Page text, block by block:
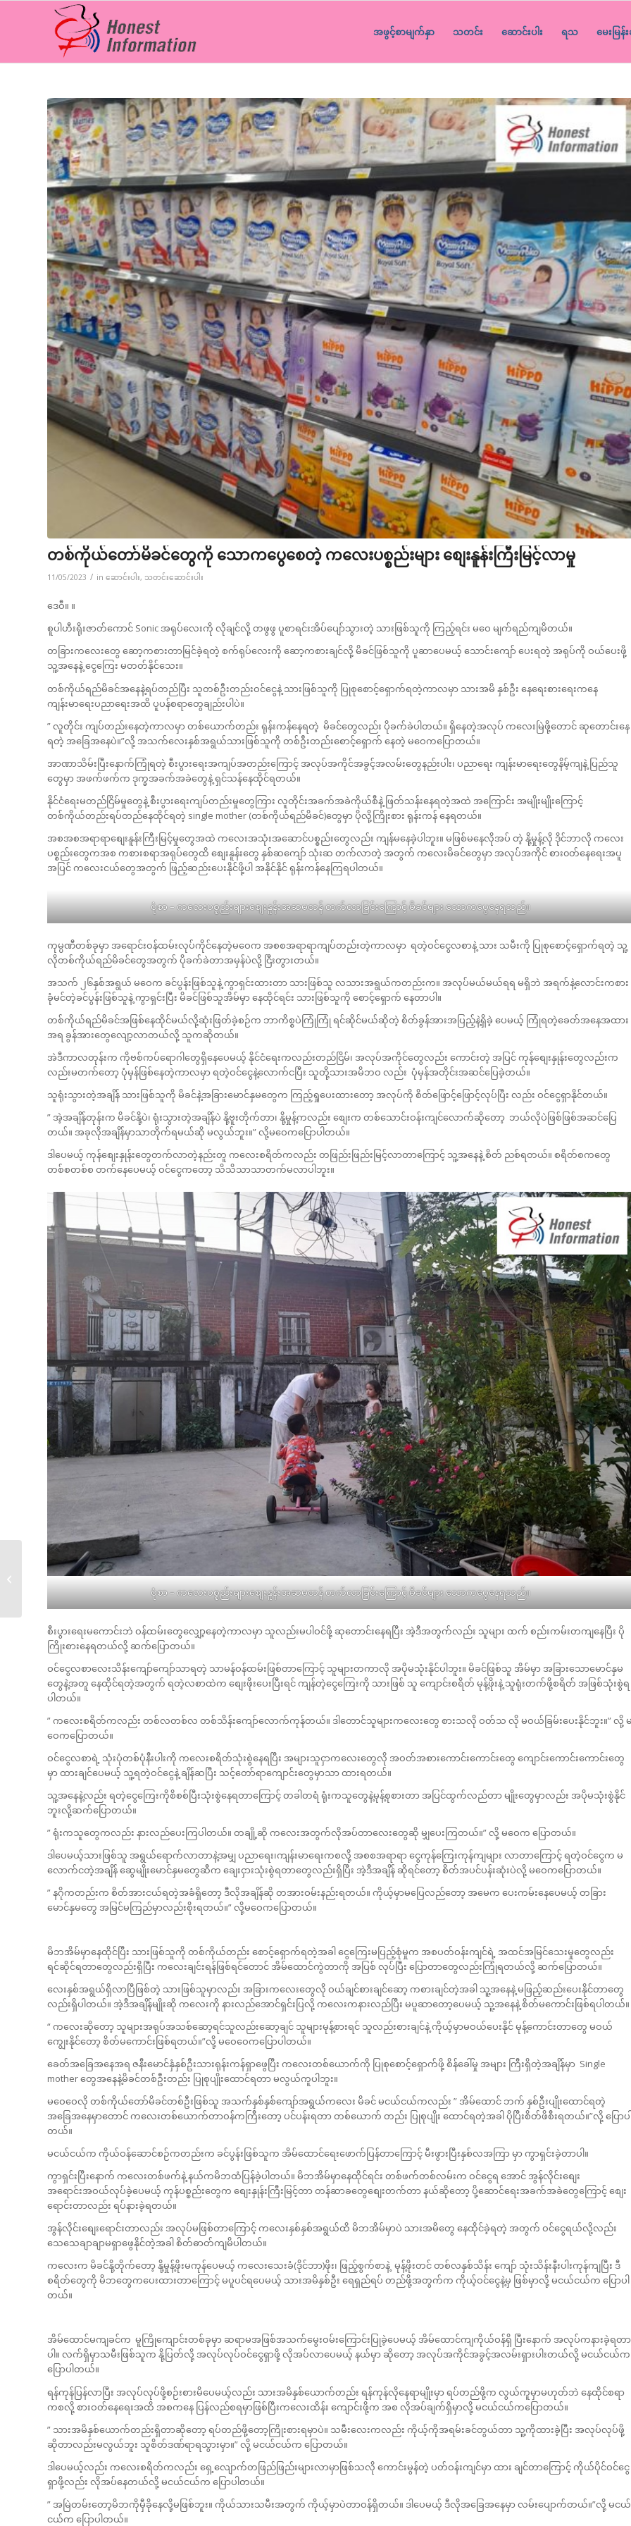
အဖွင့်စာမျက်နှာ သတင်း ဆောင်းပါး ရသ မေးမြန်
တစ်ကိုယ်တော်မိခင်တွေကို သောကပွေစေတဲ့ ကလေးပစ္စည်းများ စျေးနူန်းကြီးမြင့်လာမှု
11/05/2023 / in ဆောင်းပါး, သတင်းဆောင်းပါး
ဒေဝီ။ ။
စူပါဟီးရိုးဇာတ်ကောင် Sonic အရုပ်လေးကို လိုချင်လို့ တဖွဖွ ပူစာရင်းအိပ်ပျော်သွားတဲ့ သားဖြစ်သူကို ကြည့်ရင်း မဝေ မျက်ရည်ကျမိတယ်။
တခြားကလေးတွေ ဆော့ကစားတာမြင်ခဲ့ရတဲ့ စက်ရုပ်လေးကို ဆော့ကစားချင်လို့ မိခင်ဖြစ်သူကို ပူဆာပေမယ့် သောင်းကျော် ပေးရတဲ့ အရုပ်ကို ဝယ်ပေးဖို့
သူ့အနေနဲ့ ငွေကြေး မတတ်နိုင်သေး။
တစ်ကိုယ်ရည်မိခင်အနေနဲ့ရပ်တည်ပြီး သူတစ်ဦးတည်းဝင်‌ငွေနဲ့ သားဖြစ်သူကို ပြုစုစောင့်ရှောက်ရတဲ့ကာလမှာ သားအမိ နှစ်ဦး နေရေးစားရေးကနေ
ကျန်းမာရေးပညာရေးအထိ ပူပန်စရာတွေချည်းပါပဲ။
” လူတိုင်း ကျပ်တည်းနေတဲ့ကာလမှာ တစ်ယောက်တည်း ရုန်းကန်နေရတဲ့ မိခင်တွေလည်း ပိုခက်ခဲပါတယ်။ ရှိနေတဲ့အလုပ် ကလေးမြဲဖို့တောင် ဆုတောင်းနေ
ရတဲ့ အခြေအနေပဲ။”လို့ အသက်လေးနှစ်အရွယ်သားဖြစ်သူကို တစ်ဦးတည်းစောင့်ရှောက် နေတဲ့ မဝေကပြောတယ်။
အာဏာသိမ်းပြီးနောက်ကြုံရတဲ့ စီးပွားရေးအကျပ်အတည်းကြောင့် အလုပ်အကိုင်အခွင့်အလမ်းတွေနည်းပါး၊ ပညာရေး ကျန်းမာရေးတွေနိမ့်ကျနဲ့ ပြည်သူ
တွေမှာ အဖက်ဖက်က ဒုက္ခအခက်အခဲတွေနဲ့ ရှင်သန်နေထိုင်ရတယ်။
နိုင်ငံရေးမတည်ငြိမ်မှုတွေနဲ့ စီးပွားရေးကျပ်တည်းမှုတွေကြား လူတိုင်းအခက်အခဲကိုယ်စီနဲ့ ဖြတ်သန်းနေရတဲ့အထဲ အကြောင်း အမျိုးမျိုးကြောင့်
တစ်ကိုယ်တည်းရပ်တည်နေထိုင်ရတဲ့ single mother (တစ်ကိုယ်ရည်မိခင်)တွေမှာ ပိုလို့ကြိုးစား ရုန်းကန် နေရတယ်။
အစအစအရာရာစျေးနူန်းကြီးမြင့်မှုတွေအထဲ ကလေးအသုံးအဆောင်ပစ္စည်းတွေလည်း ကျန်မနေခဲ့ပါဘူး။ မဖြစ်မနေလိုအပ် တဲ့ နို့မှုန့်လို ဒိုင်ဘာလို ကလေး
ပစ္စည်းတွေကအစ ကစားစရာအရုပ်တွေထိ စျေးနူန်းတွေ နှစ်ဆကျော် သုံးဆ တက်လာတဲ့ အတွက် ကလေးမိခင်တွေမှာ အလုပ်အကိုင် စား၀တ်နေရေးအပူ
အပြင် ကလေးငယ်တွေအတွက် ဖြည့်ဆည်းပေးနိုင်ဖို့ပါ အနိုင်နိုင် ရုန်းကန်နေကြရပါတယ်။
ပုံစာ – ကလေးပစ္စည်းများစျေးနူန်းအဆမတန် တက်လာခြင်းကြောင့် မိခင်များ သောကပွေနေရသည်။
ကုမ္ပဏီတစ်ခုမှာ အရောင်းဝန်ထမ်းလုပ်ကိုင်နေတဲ့မဝေက အစစအရာရာကျပ်တည်းတဲ့ကာလမှာ ရတဲ့ဝင်ငွေလစာနဲ့ သား သမီးကို ပြုစုစောင့်ရှောက်ရတဲ့ သူ့
လိုတစ်ကိုယ်ရည်မိခင်တွေအတွက် ပိုခက်ခဲတာအမှန်ပဲလို့ ငြီးတွားတယ်။
အသက် ၂၆နှစ်အရွယ် မဝေက ခင်ပွန်းဖြစ်သူနဲ့ ကွာရှင်းထားတာ သားဖြစ်သူ လသားအရွယ်ကတည်းက။ အလုပ်မယ်မယ်ရရ မရှိဘဲ အရက်နဲ့လောင်းကစား
ခုံမင်တဲ့ခင်ပွန်းဖြစ်သူနဲ့ ကွာရှင်းပြီး မိခင်ဖြစ်သူအိမ်မှာ နေထိုင်ရင်း သားဖြစ်သူကို စောင့်ရှောက် နေတာပါ။
တစ်ကိုယ်ရည်မိခင်အဖြစ်နေထိုင်မယ်လို့ဆုံးဖြတ်ခဲ့စဉ်က ဘာကိစ္စပဲကြုံကြုံ ရင်ဆိုင်မယ်ဆိုတဲ့ စိတ်ခွန်အားအပြည့်နဲ့ရှိခဲ့ ပေမယ့် ကြုံရတဲ့ခေတ်အနေအထား
အရ ခွန်အားတွေလျော့လာတယ်လို့ သူကဆိုတယ်။
အဲဒီကာလတုန်းက ကိုဗစ်ကပ်ရောဂါတွေရှိနေပေမယ့် နိုင်ငံရေးကလည်းတည်ငြိမ်၊ အလုပ်အကိုင်တွေလည်း ကောင်းတဲ့ အပြင် ကုန်စျေးနှုန်းတွေလည်းက
လည်းမတက်တော့ ပုံမှန်ဖြစ်နေတဲ့ကာလမှာ ရတဲ့ဝင်ငွေနဲ့လောက်ငပြီး သူတို့သားအမိဘဝ လည်း ပုံမှန်အတိုင်းအဆင်ပြေခဲ့တယ်။
သူရုံးသွားတဲ့အချိန် သားဖြစ်သူကို မိခင်နဲ့အခြားမောင်နှမတွေက ကြည့်ရှုပေးထားတော့ အလုပ်ကို စိတ်ဖြောင့်ဖြောင့်လုပ်ပြီး လည်း ဝင်ငွေရှာနိုင်တယ်။
” အဲ့အချိန်တုန်းက မိခင်နို့ပဲ၊ ရုံးသွားတဲ့အချိန်ပဲ နို့ဗူးတိုက်တာ၊ နို့မှုန့်ကလည်း စျေးက တစ်သောင်းဝန်းကျင်လောက်ဆိုတော့ ဘယ်လိုပဲဖြစ်ဖြစ်အဆင်ပြေ
တယ်။ အခုလိုအချိန်မှာသာတိုက်ရမယ်ဆို မလွယ်ဘူး။” လို့မဝေကပြောပါတယ်။
ဒါပေမယ့် ကုန်စျေးနှုန်းတွေတက်လာတဲ့နည်းတူ ကလေးစရိတ်ကလည်း တဖြည်းဖြည်းမြင့်လာတာကြောင့် သူ့အနေနဲ့ စိတ် ညစ်ရတယ်။ စရိတ်စကတွေ
တစ်စတစ်စ တက်နေပေမယ့် ဝင်ငွေကတော့ သိသိသာသာတက်မလာပါဘူး။
ပုံစာ – ကလေးပစ္စည်းများစျေးနူန်းအဆမတန် တက်လာခြင်းကြောင့် မိခင်များ သောကပွေနေရသည်။
စီးပွားရေးမကောင်းဘဲ ဝန်ထမ်းတွေလျှော့နေတဲ့ကာလမှာ သူလည်းမပါဝင်ဖို့ ဆုတောင်းနေရပြီး အဲ့ဒီအတွက်လည်း သူများ ထက် စည်းကမ်းတကျနေပြီး ပို
ကြိုးစားနေရတယ်လို့ ဆက်ပြောတယ်။
ဝင်ငွေလစာလေးသိန်းကျော်ကျော်သာရတဲ့ သာမန်ဝန်ထမ်းဖြစ်တာကြောင့် သူများတကာလို အပိုမသုံးနိုင်ပါဘူး။ မိခင်ဖြစ်သူ အိမ်မှာ အခြားသောမောင်နှမ
တွေနဲ့အတူ နေထိုင်ရတဲ့အတွက် ရတဲ့လစာထဲက စျေးဖိုးပေးပြီးရင် ကျန်တဲ့ငွေကြေးကို သားဖြစ် သူ ကျောင်းစရိတ် မုန့်ဖိုးနဲ့ သူရုံးတက်ဖို့စရိတ် အဖြစ်သုံးစွဲရ
ပါတယ်။
” ကလေးစရိတ်ကလည်း တစ်လတစ်လ တစ်သိန်းကျော်လောက်ကုန်တယ်။ ဒါတောင်သူများကလေးတွေ စားသလို ဝတ်သ လို မဝယ်ခြမ်းပေးနိုင်ဘူး။” လို့
ဝေကပြောတယ်။
ဝင်ငွေလစာရဲ့ သုံးပုံတစ်ပုံနီးပါးကို ကလေးစရိတ်သုံးစွဲနေရပြီး အများသူငှာကလေးတွေလို အဝတ်အစားကောင်းကောင်းတွေ ကျောင်းကောင်းကောင်းတွေ
မှာ ထားချင်ပေမယ့် သူ့ရတဲ့ဝင်ငွေနဲ့ ချိန်ဆပြီး သင့်တော်ရာကျောင်းတွေမှာသာ ထားရတယ်။
သူ့အနေနဲ့လည်း ရတဲ့ငွေကြေးကိုစိစစ်ပြီးသုံးစွဲနေရတာကြောင့် တခါတရံ ရုံးကသူတွေနဲ့မုန့်စုစားတာ အပြင်ထွက်လည်တာ မျိုးတွေမှာလည်း အပိုမသုံးစွဲနိုင်
ဘူးလို့ဆက်ပြောတယ်။
” ရုံးကသူတွေကလည်း နားလည်ပေးကြပါတယ်။ တချို့ဆို ကလေးအတွက်လိုအပ်တာလေးတွေဆို မျှပေးကြတယ်။” လို့ မဝေက ပြောတယ်။
ဒါပေမယ့်သားဖြစ်သူ အရွယ်ရောက်လာတာနဲ့အမျှ ပညာရေး၊ကျန်းမာရေးကစလို့ အစစအရာရာ ငွေကုန်ကြေးကုန်ကျများ လာတာကြောင့် ရတဲ့ဝင်ငွေက မ
လောက်ငတဲ့အချိန် ဆွေမျိုးမောင်နှမတွေဆီက ချေးငှားသုံးစွဲရတာတွေလည်းရှိပြီး အဲ့ဒီအချိန် ဆိုရင်တော့ စိတ်အပင်ပန်းဆုံးပဲလို့ မဝေကပြောတယ်။
” နဂိုကတည်းက စိတ်အားငယ်ရတဲ့အခံရှိတော့ ဒီလိုအချိန်ဆို တအားဝမ်းနည်းရတယ်။ ကိုယ့်မှာမပြေလည်တော့ အမေက ပေးကမ်းနေပေမယ့် တခြား
မောင်နှမတွေ အမြင်မကြည်မှာလည်းစိုးရတယ်။” လို့မဝေကပြောတယ်။
မိဘအိမ်မှာနေထိုင်ပြီး သားဖြစ်သူကို တစ်ကိုယ်တည်း စောင့်ရှောက်ရတဲ့အခါ ငွေကြေးမပြည့်စုံမှုက အစပတ်ဝန်းကျင်ရဲ့ အထင်အမြင်သေးမှုတွေလည်း
ရင်ဆိုင်ရတာတွေလည်းရှိပြီး ကလေးချင်းရန်ဖြစ်ရင်တောင် အိမ်ထောင်ကွဲတာကို အပြစ် လုပ်ပြီး ပြောတာတွေလည်းကြုံရတယ်လို့ ဆက်ပြောတယ်။
လေးနှစ်အရွယ်ရှိလာပြီဖြစ်တဲ့ သားဖြစ်သူမှာလည်း အခြားကလေးတွေလို ဝယ်ချင်စားချင်ဆော့ ကစားချင်တဲ့အခါ သူ့အနေနဲ့ မဖြည့်ဆည်းပေးနိုင်တာတွေ
လည်းရှိပါတယ်။ အဲ့ဒီအချိန်မျိုးဆို ကလေးကို နားလည်အောင်ရှင်းပြလို့ ကလေးကနားလည်ပြီး မပူဆာတော့ပေမယ့် သူ့အနေနဲ့ စိတ်မကောင်းဖြစ်ရပါတယ်
“ ကလေးဆိုတော့ သူများအရုပ်အသစ်ဆော့ရင်သူလည်းဆော့ချင် သူများမုန့်စားရင် သူလည်းစားချင်နဲ့ ကိုယ့်မှာမဝယ်ပေးနိုင် မုန့်ကောင်းတာတွေ မဝယ်
ကျွေးနိုင်တော့ စိတ်မကောင်းဖြစ်ရတယ်။”လို့ မဝေဝေကပြောပါတယ်။
ခေတ်အခြေအနေအရ ဇနီးမောင်နှံနှစ်ဦးသားရုန်းကန်ရှာဖွေပြီး ကလေးတစ်ယောက်ကို ပြုစုစောင့်ရှောက်ဖို့ စိန်ခေါ်မှု အများ ကြီးရှိတဲ့အချိန်မှာ Single
mother တွေအနေနဲ့မိခင်တစ်ဦးတည်း ပြုစုပျိုးထောင်ရတာ မလွယ်ကူပါဘူး။
မဝေဝေလို တစ်ကိုယ်တော်မိခင်တစ်ဦးဖြစ်သူ အသက်နှစ်နှစ်ကျော်အရွယ်ကလေး မိခင် မငယ်ငယ်ကလည်း ” အိမ်ထောင် ဘက် နှစ်ဦးပျိုးထောင်ရတဲ့
အခြေအနေမှာတောင် ကလေးတစ်ယောက်တာဝန်ကကြီးတော့ ပင်ပန်းရတာ တစ်ယောက် တည်း ပြုစုပျိုး ထောင်ရတဲ့အခါ ပိုပြီးစိတ်ဖိစီးရတယ်။”လို့ ပြောပ
တယ်။
မငယ်ငယ်က ကိုယ်ဝန်ဆောင်စဉ်ကတည်းက ခင်ပွန်းဖြစ်သူက အိမ်ထောင်ရေးဖောက်ပြန်တာကြောင့် မီးဖွားပြီးနှစ်လအကြာ မှာ ကွာရှင်းခဲ့တာပါ။
ကွာရှင်းပြီးနောက် ကလေးတစ်ဖက်နဲ့ နယ်ကမိဘထံပြန်ခဲ့ပါတယ်။ မိဘအိမ်မှာနေထိုင်ရင်း တစ်ဖက်တစ်လမ်းက ဝင်ငွေရ အောင် အွန်လိုင်းစျေး
အရောင်းအဝယ်လုပ်ခဲ့ပေမယ့် ကုန်ပစ္စည်းတွေက စျေးနှုန်းကြီးမြင့်တာ တန်ဆာခတွေစျေးတက်တာ နယ်ဆိုတော့ ပို့ဆောင်ရေးအခက်အခဲတွေကြောင့် စျေး
ရောင်းတာလည်း ရပ်နားခဲ့ရတယ်။
အွန်လိုင်းစျေးရောင်းတာလည်း အလုပ်မဖြစ်တာကြောင့် ကလေးနှစ်နှစ်အရွယ်ထိ မိဘအိမ်မှာပဲ သားအမိတွေ နေထိုင်ခဲ့ရတဲ့ အတွက် ဝင်ငွေရယ်လို့လည်း
သေသေချာချာမရှာဖွေနိုင်တဲ့အခါ စိတ်ဓာတ်ကျမိပါတယ်။
ကလေးက မိခင်နို့တိုက်တော့ နို့မှုန့်ဖိုးမကုန်ပေမယ့် ကလေးသေးခံ(ဒိုင်ဘာ)ဖိုး၊ ဖြည့်စွက်စာနဲ့ မုန့်ဖိုးတင် တစ်လနှစ်သိန်း ကျော် သုံးသိန်းနီးပါးကုန်ကျပြီး ဒီ
စရိတ်တွေကို မိဘတွေကပေးထားတာကြောင့် မပူပင်ရပေမယ့် သားအမိနှစ်ဦး ရေရှည်ရပ် တည်ဖို့အတွက်က ကိုယ့်ဝင်ငွေနဲ့မှ ဖြစ်မှာလို့ မငယ်ငယ်က ပြောပါ
တယ်။
အိမ်ထောင်မကျခင်က မူကြိုကျောင်းတစ်ခုမှာ ဆရာမအဖြစ်အသက်မွေးဝမ်းကြောင်းပြုခဲ့ပေမယ့် အိမ်ထောင်ကျကိုယ်ဝန်ရှိ ပြီးနောက် အလုပ်ကနားခဲ့ရတာ
ပါ။ လက်ရှိမှာသမီးဖြစ်သူက နို့ပြတ်လို့ အလုပ်လုပ်ဝင်ငွေရှာဖို့ လိုအပ်လာပေမယ့် နယ်မှာ ဆိုတော့ အလုပ်အကိုင်အခွင့်အလမ်းရှားပါးတယ်လို့ မ‌ငယ်ငယ်က
ပြောပါတယ်။
ရန်ကုန်ပြန်လာပြီး အလုပ်လုပ်ဖို့စဉ်းစားမိပေမယ့်လည်း သားအမိနှစ်ယောက်တည်း ရန်ကုန်လိုနေရာမျိုးမှာ ရပ်တည်ဖို့က လွယ်ကူမှာမဟုတ်ဘဲ နေထိုင်စရာ
ကစလို့ စားဝတ်နေရေးအထိ အစကနေ ပြန်လည်စရမှာဖြစ်ပြီးကလေးထိန်း ကျောင်းဖို့က အစ လိုအပ်ချက်ရှိမှာလို့ မငယ်ငယ်ကပြောတယ်။
” သားအမိနှစ်ယောက်တည်းရှိတာဆိုတော့ ရပ်တည်ဖို့တော့ကြိုးစားရမှာပဲ။ သမီးလေးကလည်း ကိုယ့်ကိုအရမ်းခင်တွယ်တာ သူ့ကိုထားခဲ့ပြီး အလုပ်လုပ်ဖို့
ဆိုတာလည်းမလွယ်ဘူး သူစိတ်ဒဏ်ရာရသွားမှာ။” လို့ မငယ်ငယ်က ပြောတယ်။
ဒါပေမယ့်လည်း ကလေးစရိတ်ကလည်း ရှေ့လျောက်တဖြည်ဖြည်းများလာမှာဖြစ်သလို ကောင်းမွန်တဲ့ ပတ်ဝန်းကျင်မှာ ထား ချင်တာကြောင့် ကိုယ်ပိုင်ဝင်ငွေ
ရှာဖို့လည်း လိုအပ်နေတယ်လို့ မငယ်ငယ်က ပြောပါတယ်။
” အမြဲတမ်းတော့မိဘကိုမှီခိုနေလို့မဖြစ်ဘူး။ ကိုယ်သားသမီးအတွက် ကိုယ့်မှာပဲတာဝန်ရှိတယ်။ ဒါပေမယ့် ဒီလိုအခြေအနေမှာ လမ်းပျောက်တယ်။”လို့ မငယ်
ငယ်က ပြောပါတယ်။
ပညာရေးကို ပြန်ပေးမဆွဲ
ကြစေ�...